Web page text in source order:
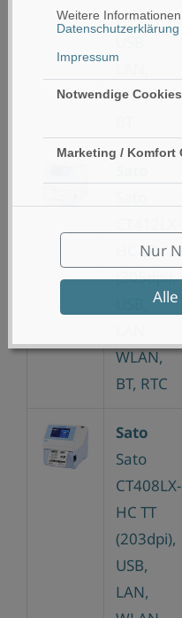
Weitere
Datenschutzerklärung
Impressum
Notwendige Cookies
Marketing / Komfort
Nur
Alle
(305dpi),
WLAN,
HC DT
(305dpi),
WLAN,
BT, RTC
Sato
Sato
CT408LX-
HC TT
(203dpi),
USB,
LAN,